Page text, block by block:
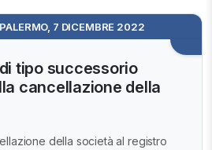
7 DICEMBRE 2022
tipo successorio
cancellazione della
della società al registro